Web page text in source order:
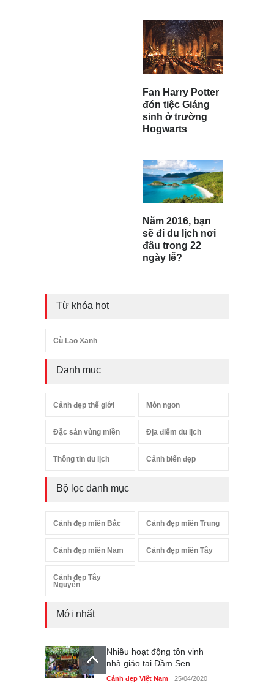
Fan Harry Potter
đón tiệc Giáng
sinh ở trường
Hogwarts
Năm 2016, bạn
sẽ đi du lịch nơi
đâu trong 22
ngày lễ?
Từ khóa hot
Cù Lao Xanh
Danh mục
Cảnh đẹp thế giới Món ngon
Đặc sản vùng miền Địa điểm du lịch
Thông tin du lịch Cảnh biển đẹp
Bộ lọc danh mục
Cảnh đẹp miền Bắc Cảnh đẹp miền Trung
Cảnh đẹp miền Nam Cảnh đẹp miền Tây
Cảnh đẹp Tây
Nguyên
Mới nhất
Nhiều hoạt động tôn vinh
nhà giáo tại Đầm Sen
Cảnh đẹp Việt Nam 25/04/2020